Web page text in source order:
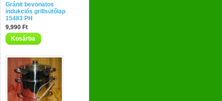
Gránit bevonatos
indukciós grillsütőlap
15483 PH
9,990 Ft
Kosárba